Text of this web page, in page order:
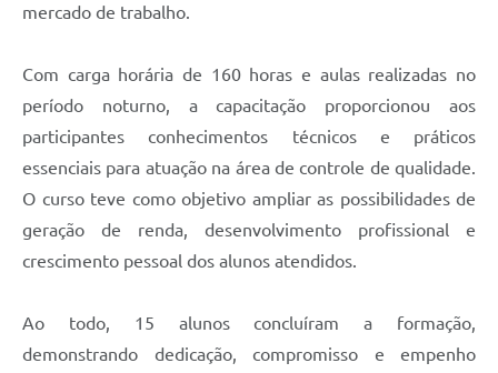
mercado de trabalho.
Com carga horária de 160 horas e aulas realizadas no
período noturno, a capacitação proporcionou aos
participantes conhecimentos técnicos e práticos
essenciais para atuação na área de controle de qualidade.
O curso teve como objetivo ampliar as possibilidades de
geração de renda, desenvolvimento profissional e
crescimento pessoal dos alunos atendidos.
Ao todo, 15 alunos concluíram a formação,
demonstrando dedicação, compromisso e empenho